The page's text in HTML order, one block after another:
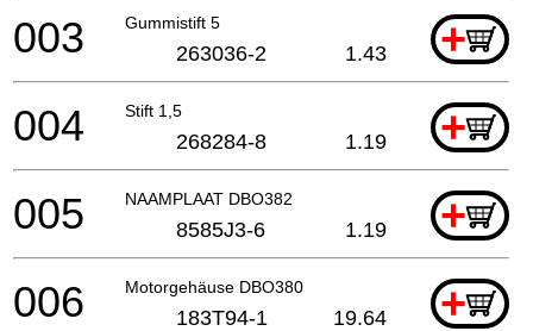
Gummistift 5 +
003 263036-2 1.43
Stift 1,5 +
004 268284-8 1.19
NAAMPLAAT DBO382 +
005 8585J3-6 1.19
Motorgehäuse DBO380 +
006 183T94-1 19.64